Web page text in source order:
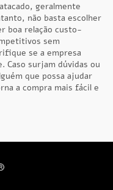
geralmente
não basta escolher
boa relação custo-
sem
se a empresa
Caso surjam dúvidas ou
que possa ajudar
a compra mais fácil e